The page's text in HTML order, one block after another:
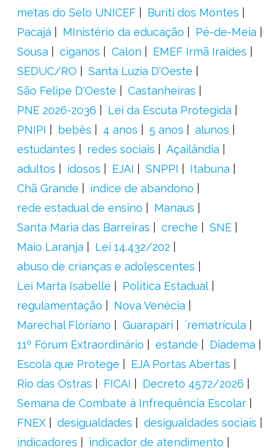
metas do Selo UNICEF
Buriti dos Montes
Pacajá
MInistério da educação
Pé-de-Meia
Sousa
ciganos Calon
EMEF Irmã Iraídes
SEDUC/RO
Santa Luzia D'Oeste
São Felipe D'Oeste
Castanheiras
PNE 2026-2036
Lei da Escuta Protegida
PNIPI
bebês 4 anos 5 anos
alunos
estudantes
redes sociais
Açailândia
adultos
idosos EJAI SNPPI
Itabuna
Chã Grande
índice de abandono
rede estadual de ensino
Manaus
Santa Maria das Barreiras
creche
SNE
Maio Laranja
Lei 14.432/202
abuso de crianças e adolescentes
Lei Marta Isabelle
Política Estadual
regulamentação
Nova Venécia
Marechal Floriano
Guarapari
´rematrícula
11º Fórum Extraordinário
estande
Diadema
Escola que Protege
EJA Portas Abertas
Rio das Ostras
FICAI
Decreto 4572/2026
Semana de Combate à Infrequência Escolar
FNEX
desigualdades
desigualdades sociais
indicadores
indicador de atendimento